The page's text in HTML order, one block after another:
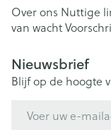
Over ons Nuttige
van wacht
Nieuwsbrief
Blijf op de hoogte